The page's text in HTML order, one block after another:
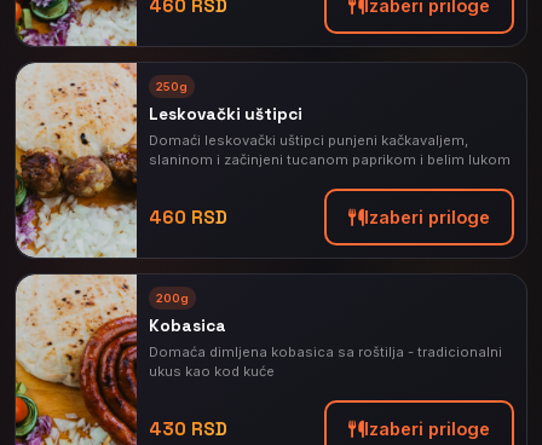
460 RSD Izaberi priloge
⭐
PREPORUČENO
250g
Leskovački uštipci
Domaći leskovački uštipci punjeni kačkavaljem,
slaninom i začinjeni tucanom paprikom i belim lukom
460 RSD Izaberi priloge
200g
Kobasica
Domaća dimljena kobasica sa roštilja - tradicionalni
ukus kao kod kuće
430 RSD Izaberi priloge